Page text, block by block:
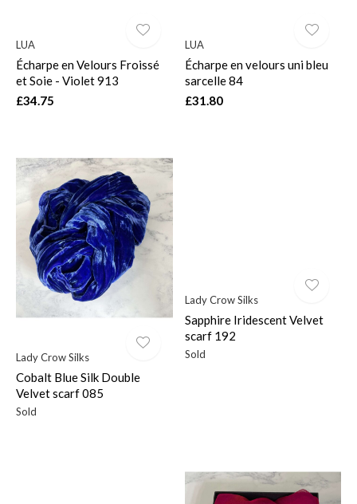
LUA
Écharpe en Velours Froissé
et Soie - Violet 913
£34.75
LUA
Écharpe en velours uni bleu
sarcelle 84
£31.80
Lady Crow Silks
Cobalt Blue Silk Double
Velvet scarf 085
Sold
Lady Crow Silks
Sapphire Iridescent Velvet
scarf 192
Sold